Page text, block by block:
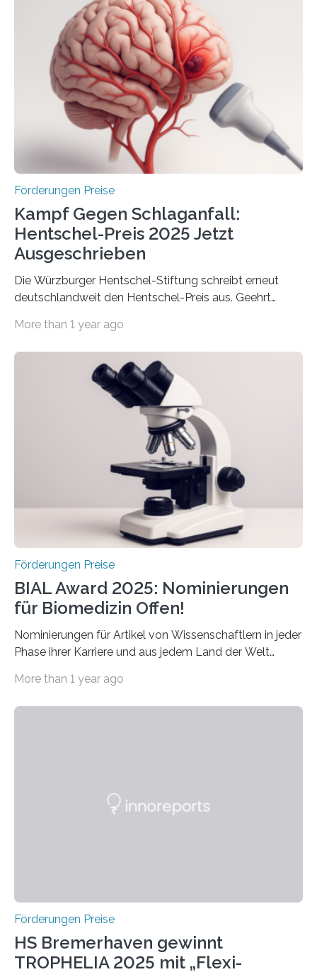
anderem zur Unterstützung der
Industrieforschungsprogramme Industrielle
Gemeinschaftsforschung (IGF), Zentrales
Innovationsprogramm Mittelstand (ZIM) und
Innovationskompetenz INNO-KOM. Auf dem
Innovationstag Mittelstand 2025 am 5. Juni 2025 in
Berlin überbrachte das Bundesministerium für
Wirtschaft und Energie eine gute Nachricht:
Überplanmäßige Verpflichtungsermächtigungen in
Förderungen Preise
Kampf Gegen Schlaganfall:
Hentschel-Preis 2025 Jetzt
Ausgeschrieben
Die Würzburger Hentschel-Stiftung schreibt erneut
deutschlandweit den Hentschel-Preis aus. Geehrt
hochrangige wissenschaftliche Publikation zum Thema
Schlaganfall“ mit Sitz in Würzburg fördert die
Schlaganfallforschung, um die Behandlung der
Betroffenen zu verbessern. Dazu schreibt sie auch in
diesem Jahr wieder deutschlandweit den Hentschel-
Preis aus. Er richtet sich gezielt an jüngere
Forscherinnen und Forscher unter 40 Jahren. Geehrt
werden soll eine herausragende Doktorarbeit oder eine
hochrangige wissenschaftliche Publikation zum Thema
More than 1 year ago
Förderungen Preise
BIAL Award 2025: Nominierungen
für Biomedizin Offen!
Nominierungen für Artikel von Wissenschaftlern in jeder
Phase ihrer Karriere und aus jedem Land der Welt
Leben gerufen, um die bemerkenswertesten
Foundation, des BIAL Award in Biomedicine ist in
More than 1 year ago
Förderungen Preise
HS Bremerhaven gewinnt
TROPHELIA 2025 mit „Flexi-